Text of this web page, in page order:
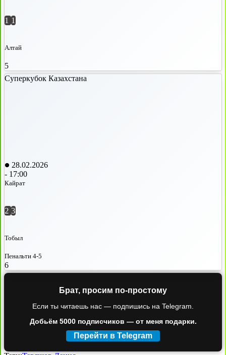
1 1
Алтай
5
Суперкубок Казахстана
28.02.2026
- 17:00
Кайрат
2 3
Тобыл
Пенальти 4-5
6
Брат, просим по-простому
Если ты читаешь нас — подпишись на Telegram.
Добьём 5000 подписчиков — от меня подарки.
Перейти в Telegram